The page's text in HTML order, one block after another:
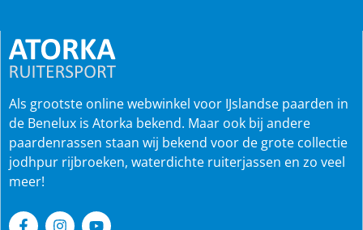
Als grootste online webwinkel voor IJslandse paarden in
de Benelux is Atorka bekend. Maar ook bij andere
paardenrassen staan wij bekend voor de grote collectie
jodhpur rijbroeken, waterdichte ruiterjassen en zo veel
meer!